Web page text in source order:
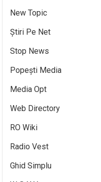
New Topic
Știri Pe Net
Stop News
Popești Media
Media Opt
Web Directory
RO Wiki
Radio Vest
Ghid Simplu